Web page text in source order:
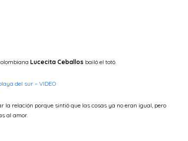
Lucecita Ceballos bailó el totó.
del sur – VIDEO
la relación porque sintió que las cosas ya no eran igual, pero
al amor.